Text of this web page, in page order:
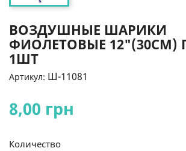
ВОЗДУШНЫЕ ШАРИКИ
ФИОЛЕТОВЫЕ 12"(30СМ)
1ШТ
Артикул: Ш-11081
8,00 грн
Количество